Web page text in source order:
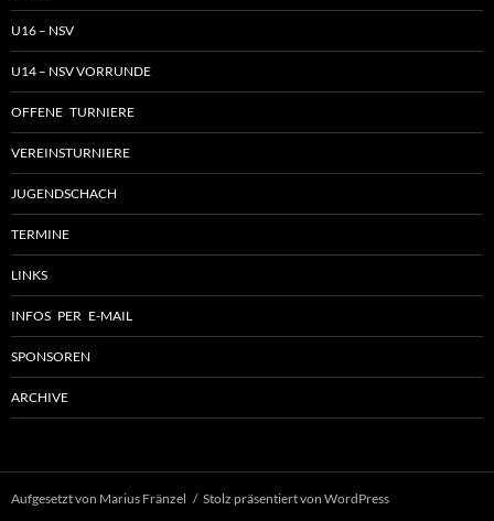
U16 – NSV
U14 – NSV VORRUNDE
OFFENE TURNIERE
VEREINSTURNIERE
JUGENDSCHACH
TERMINE
LINKS
INFOS PER E-MAIL
SPONSOREN
ARCHIVE
Aufgesetzt von Marius Fränzel Stolz präsentiert von WordPress